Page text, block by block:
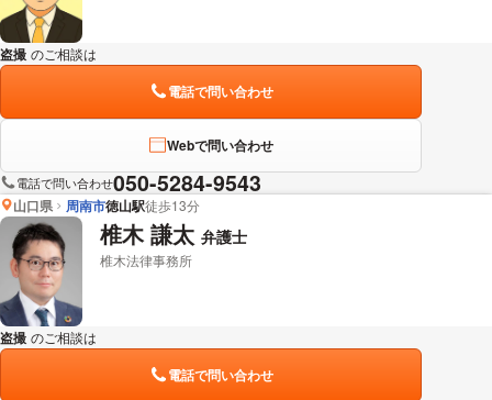
盗撮 のご相談は
電話で問い合わせ
Webで問い合わせ
電話で問い合わせ050-5284-9543
山口県 周南市徳山駅徒歩13分
椎木 謙太 弁護士
椎木法律事務所
盗撮 のご相談は
電話で問い合わせ